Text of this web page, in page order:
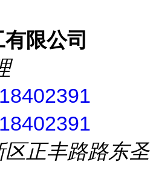
限公司
区正丰路路东圣